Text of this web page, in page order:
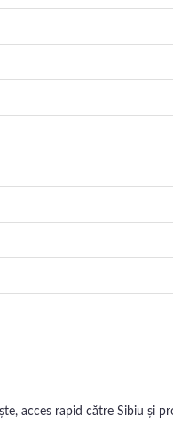
acces rapid către Sibiu și